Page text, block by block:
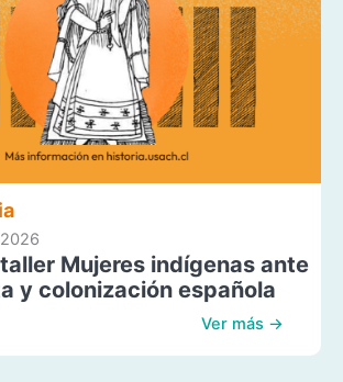
Mujeres indígenas ante
y colonización española
Ver más →